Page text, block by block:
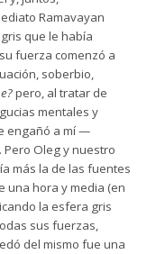
Ramavayan
que le había
fuerza comenzó a
soberbio,
pero, al tratar de
mentales y
engañó a mí —
Oleg y nuestro
más la de las fuentes
una hora y media (en
la esfera gris
sus fuerzas,
del mismo fue una